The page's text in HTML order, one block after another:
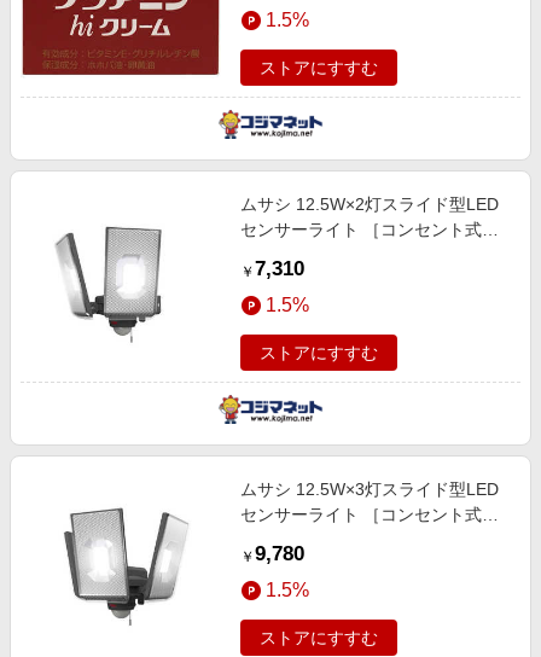
1.5%
ストアにすすむ
ムサシ 12.5W×2灯スライド型LED
センサーライト ［コンセント式］
￥ 7,310
1.5%
ストアにすすむ
ムサシ 12.5W×3灯スライド型LED
センサーライト ［コンセント式］
￥ 9,780
1.5%
ストアにすすむ